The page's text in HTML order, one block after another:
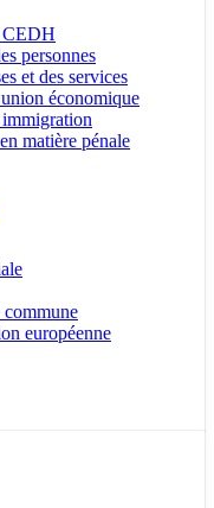
CEDH
personnes
et des services
économique
matière pénale
commune
européenne